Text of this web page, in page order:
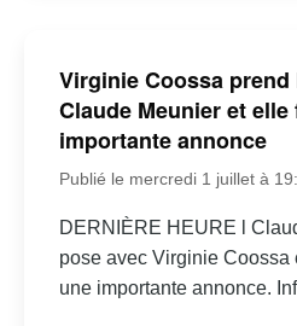
Virginie Coossa prend
Claude Meunier et elle
importante annonce
Publié le mercredi 1 juillet à
DERNIÈRE HEURE l
pose avec Virginie Coossa
une importante annonce.